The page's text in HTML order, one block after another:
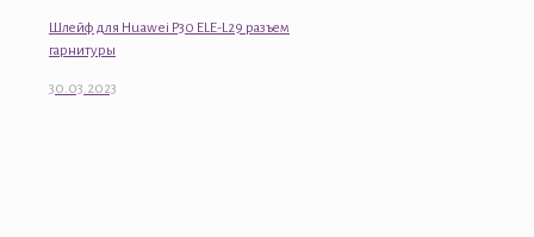
Шлейф для Huawei P30 ELE-L29 разъем
гарнитуры
30.03.2023